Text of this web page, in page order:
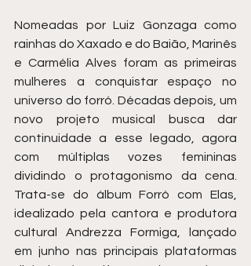
Nomeadas por Luiz Gonzaga como
rainhas do Xaxado e do Baião, Marinês
e Carmélia Alves foram as primeiras
mulheres a conquistar espaço no
universo do forró. Décadas depois, um
novo projeto musical busca dar
continuidade a esse legado, agora
com múltiplas vozes femininas
dividindo o protagonismo da cena.
Trata-se do álbum Forró com Elas,
idealizado pela cantora e produtora
cultural Andrezza Formiga, lançado
em junho nas principais plataformas